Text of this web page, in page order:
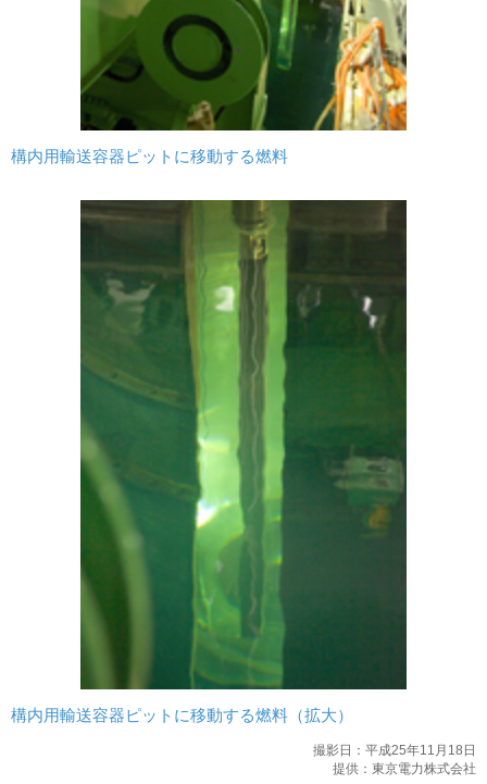
構内用輸送容器ピットに移動する燃料
構内用輸送容器ピットに移動する燃料（拡大）
撮影日：平成25年11月18日
提供：東京電力株式会社